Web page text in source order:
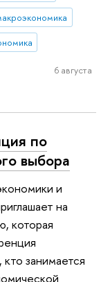
6 августа
по
выбора
и
на
которая
занимается